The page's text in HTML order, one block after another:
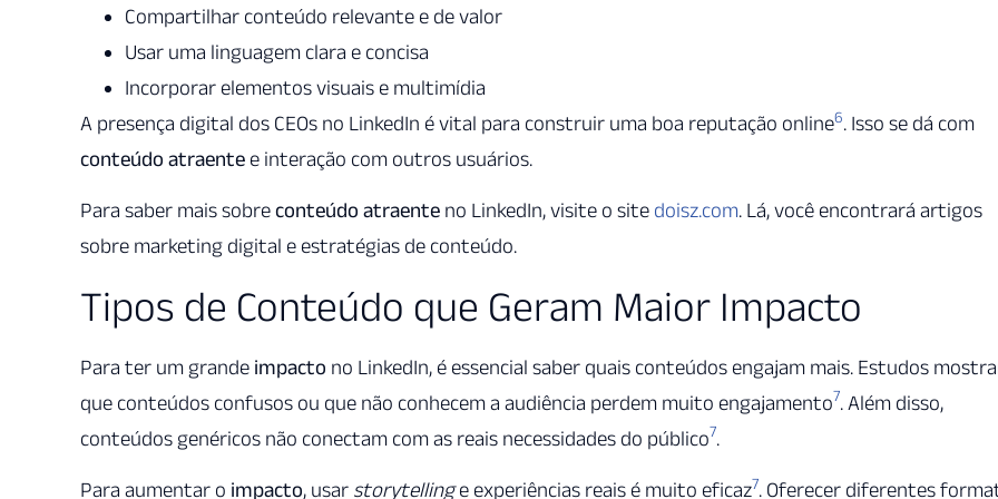
Compartilhar conteúdo relevante e de valor
Usar uma linguagem clara e concisa
Incorporar elementos visuais e multimídia
A presença digital dos CEOs no LinkedIn é vital para construir uma boa reputação online6. Isso se dá com
conteúdo atraente e interação com outros usuários.
Para saber mais sobreconteúdo atraente no LinkedIn, visite o site doisz.com. Lá, você encontrará artigos
sobre marketing digital e estratégias de conteúdo.
Tipos de Conteúdo que Geram Maior Impacto
Para ter um grande impacto no LinkedIn, é essencial saber quais conteúdos engajam mais. Estudos
que conteúdos confusos ou que não conhecem a audiência perdem muito engajamento7. Além disso,
conteúdos genéricos não conectam com as reais necessidades do público7.
Para aumentar o impacto, usar storytellinge experiências reais é muito eficaz7. Oferecer diferentes